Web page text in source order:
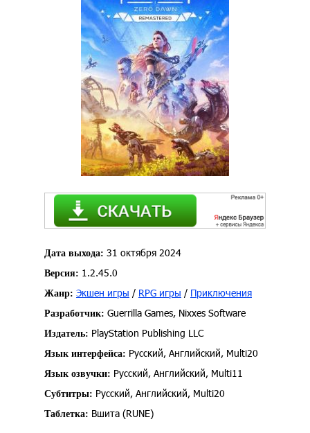
Дата выхода: 31 октября 2024
Версия: 1.2.45.0
Жанр: Экшен игры / RPG игры / Приключения
Разработчик: Guerrilla Games, Nixxes Software
Издатель: PlayStation Publishing LLC
Язык интерфейса: Русский, Английский, Multi20
Язык озвучки: Русский, Английский, Multi11
Субтитры: Русский, Английский, Multi20
Таблетка: Вшита (RUNE)